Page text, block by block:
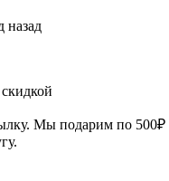
назад
Мы подарим по 500₽